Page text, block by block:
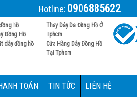
Hotline: 0906885622
hồ
Đồng Hồ
dây đồng hồ
Thay Dây Da Đồng Hồ Ở
Tphcm
Cửa Hàng Dây Đồng Hồ
Tại Tphcm
TOÁN TIN TỨC LIÊN HỆ